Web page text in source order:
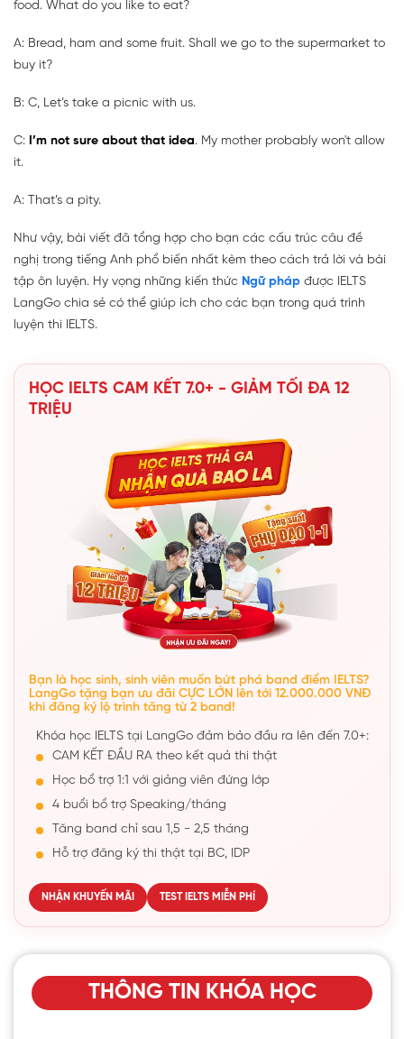
food. What do you like to eat?
A: Bread, ham and some fruit. Shall we go to the supermarket to
buy it?
B: C, Let’s take a picnic with us.
C: I’m not sure about that idea. My mother probably won't allow
it.
A: That’s a pity.
Như vậy, bài viết đã tổng hợp cho bạn các cấu trúc câu đề
nghị trong tiếng Anh phổ biến nhất kèm theo cách trả lời và bài
tập ôn luyện. Hy vọng những kiến thức Ngữ pháp được IELTS
LangGo chia sẻ có thể giúp ích cho các bạn trong quá trình
luyện thi IELTS.
HỌC IELTS CAM KẾT 7.0+ - GIẢM TỐI ĐA 12
TRIỆU
Bạn là học sinh, sinh viên muốn bứt phá band điểm IELTS?
LangGo tặng bạn ưu đãi CỰC LỚN lên tới 12.000.000 VNĐ
khi đăng ký lộ trình tăng từ 2 band!
Khóa học IELTS tại LangGo đảm bảo đầu ra lên đến 7.0+:
CAM KẾT ĐẦU RA theo kết quả thi thật
Học bổ trợ 1:1 với giảng viên đứng lớp
4 buổi bổ trợ Speaking/tháng
Tăng band chỉ sau 1,5 - 2,5 tháng
Hỗ trợ đăng ký thi thật tại BC, IDP
NHẬN KHUYẾN MÃI TEST IELTS MIỄN PHÍ
THÔNG TIN KHÓA HỌC